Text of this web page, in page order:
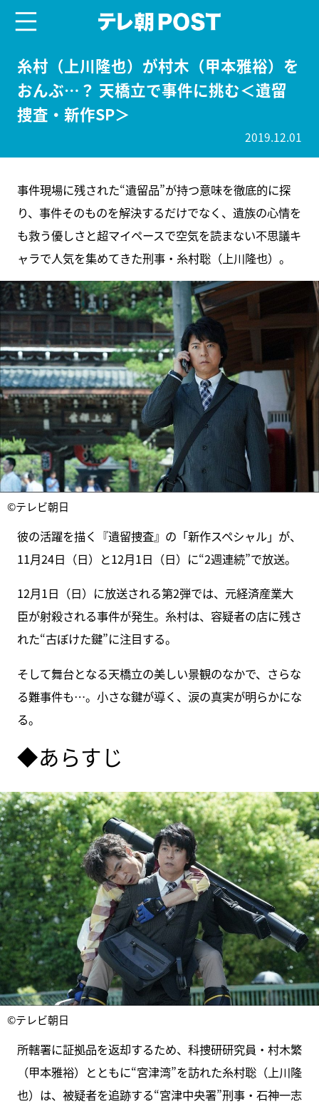
糸村（上川隆也）が村木（甲本雅裕）を
おんぶ…？ 天橋立で事件に挑む＜遺留
捜査・新作SP＞
2019.12.01
事件現場に残された“遺留品”が持つ意味を徹底的に探
り、事件そのものを解決するだけでなく、遺族の心情を
も救う優しさと超マイペースで空気を読まない不思議キ
ャラで人気を集めてきた刑事・糸村聡（上川隆也）。
©テレビ朝日
彼の活躍を描く『遺留捜査』の「新作スペシャル」が、
11月24日（日）と12月1日（日）に“2週連続”で放送。
12月1日（日）に放送される第2弾では、元経済産業大
臣が射殺される事件が発生。糸村は、容疑者の店に残さ
れた“古ぼけた鍵”に注目する。
そして舞台となる天橋立の美しい景観のなかで、さらな
る難事件も…。小さな鍵が導く、涙の真実が明らかにな
る。
◆あらすじ
©テレビ朝日
所轄署に証拠品を返却するため、科捜研研究員・村木繁
（甲本雅裕）とともに“宮津湾”を訪れた糸村聡（上川隆
也）は、被疑者を追跡する“宮津中央署”刑事・石神一志